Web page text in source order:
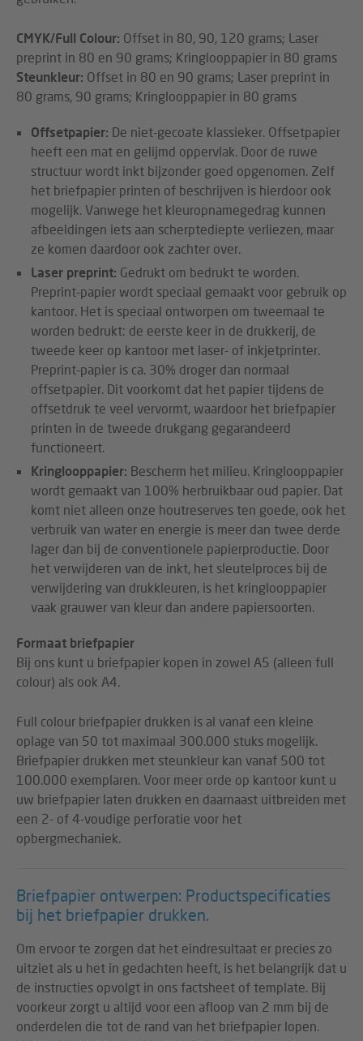
CMYK/Full Colour: Offset in 80, 90, 120 grams; Laser
preprint in 80 en 90 grams; Kringlooppapier in 80 grams
Steunkleur: Offset in 80 en 90 grams; Laser preprint in
80 grams, 90 grams; Kringlooppapier in 80 grams
Offsetpapier: De niet-gecoate klassieker. Offsetpapier
heeft een mat en gelijmd oppervlak. Door de ruwe
structuur wordt inkt bijzonder goed opgenomen. Zelf
het briefpapier printen of beschrijven is hierdoor ook
mogelijk. Vanwege het kleuropnamegedrag kunnen
afbeeldingen iets aan scherptediepte verliezen, maar
ze komen daardoor ook zachter over.
Laser preprint: Gedrukt om bedrukt te worden.
Preprint-papier wordt speciaal gemaakt voor gebruik op
kantoor. Het is speciaal ontworpen om tweemaal te
worden bedrukt: de eerste keer in de drukkerij, de
tweede keer op kantoor met laser- of inkjetprinter.
Preprint-papier is ca. 30% droger dan normaal
offsetpapier. Dit voorkomt dat het papier tijdens de
offsetdruk te veel vervormt, waardoor het briefpapier
printen in de tweede drukgang gegarandeerd
functioneert.
Kringlooppapier: Bescherm het milieu. Kringlooppapier
wordt gemaakt van 100% herbruikbaar oud papier. Dat
komt niet alleen onze houtreserves ten goede, ook het
verbruik van water en energie is meer dan twee derde
lager dan bij de conventionele papierproductie. Door
het verwijderen van de inkt, het sleutelproces bij de
verwijdering van drukkleuren, is het kringlooppapier
vaak grauwer van kleur dan andere papiersoorten.
Formaat briefpapier
Bij ons kunt u briefpapier kopen in zowel A5 (alleen full
colour) als ook A4.
Full colour briefpapier drukken is al vanaf een kleine
oplage van 50 tot maximaal 300.000 stuks mogelijk.
Briefpapier drukken met steunkleur kan vanaf 500 tot
100.000 exemplaren. Voor meer orde op kantoor kunt u
uw briefpapier laten drukken en daarnaast uitbreiden met
een 2- of 4-voudige perforatie voor het
opbergmechaniek.
Briefpapier ontwerpen: Productspecificaties
bij het briefpapier drukken.
Om ervoor te zorgen dat het eindresultaat er precies zo
uitziet als u het in gedachten heeft, is het belangrijk dat u
de instructies opvolgt in ons factsheet of template. Bij
voorkeur zorgt u altijd voor een afloop van 2 mm bij de
onderdelen die tot de rand van het briefpapier lopen.